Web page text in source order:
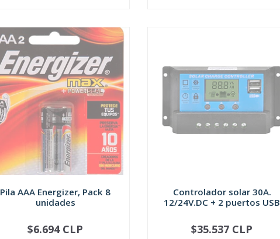
Pila AAA Energizer, Pack 8
unidades
SOLD OUT
$6.694 CLP
Controlador solar 30A.
12/24V.DC + 2 puertos USB
SOLD OUT
$35.537 CLP